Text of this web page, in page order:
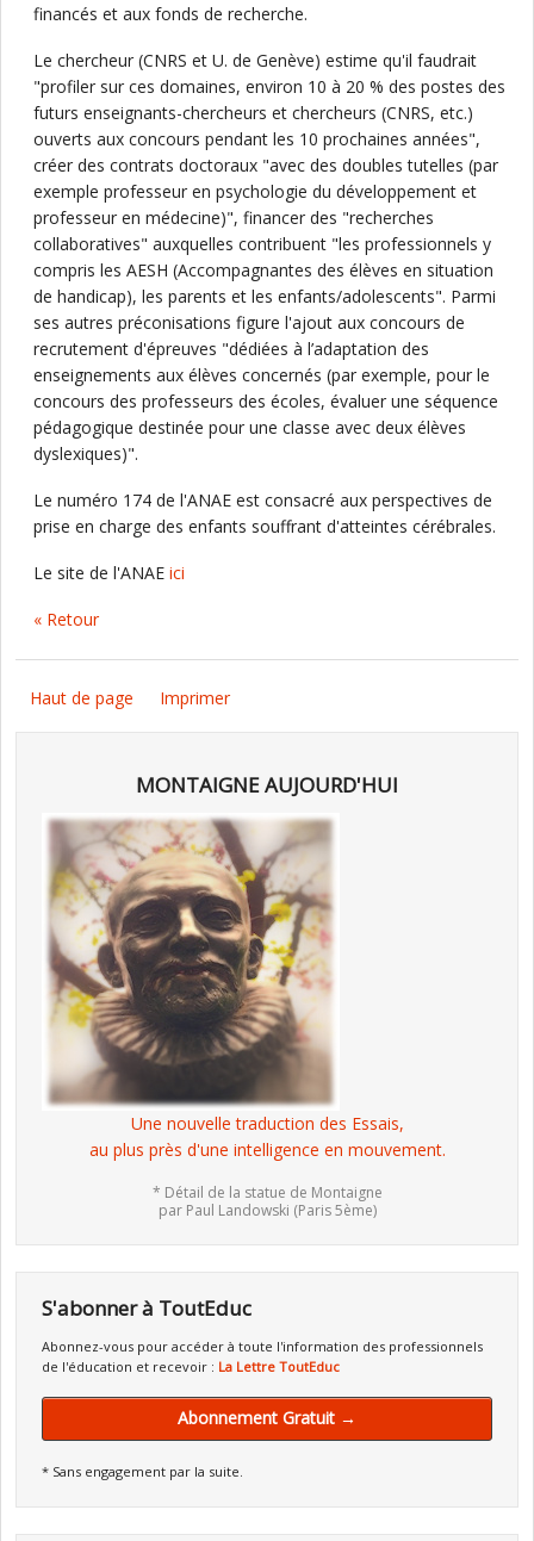
financés et aux fonds de recherche.
Le chercheur (CNRS et U. de Genève) estime qu'il faudrait
"profiler sur ces domaines, environ 10 à 20 % des postes des
futurs enseignants-chercheurs et chercheurs (CNRS, etc.)
ouverts aux concours pendant les 10 prochaines années",
créer des contrats doctoraux "avec des doubles tutelles (par
exemple professeur en psychologie du développement et
professeur en médecine)", financer des "recherches
collaboratives" auxquelles contribuent "les professionnels y
compris les AESH (Accompagnantes des élèves en situation
de handicap), les parents et les enfants/adolescents". Parmi
ses autres préconisations figure l'ajout aux concours de
recrutement d'épreuves "dédiées à l’adaptation des
enseignements aux élèves concernés (par exemple, pour le
concours des professeurs des écoles, évaluer une séquence
pédagogique destinée pour une classe avec deux élèves
dyslexiques)".
Le numéro 174 de l'ANAE est consacré aux perspectives de
prise en charge des enfants souffrant d'atteintes cérébrales.
Le site de l'ANAE ici
« Retour
Haut de page Imprimer
MONTAIGNE AUJOURD'HUI
Une nouvelle traduction des Essais,
au plus près d'une intelligence en mouvement.
* Détail de la statue de Montaigne
par Paul Landowski (Paris 5ème)
S'abonner à ToutEduc
Abonnez-vous pour accéder à toute l'information des professionnels
de l'éducation et recevoir : La Lettre ToutEduc
Abonnement Gratuit →
* Sans engagement par la suite.